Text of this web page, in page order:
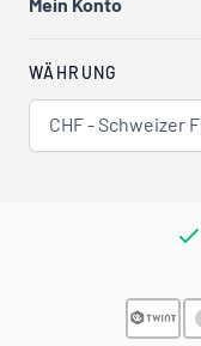
WÄHRUNG
CHF -